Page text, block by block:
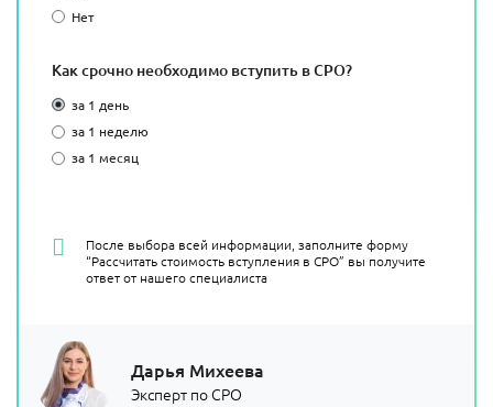
Нет
Как срочно необходимо вступить в СРО?
за 1 день
за 1 неделю
за 1 месяц
После выбора всей информации, заполните форму
“Рассчитать стоимость вступления в СРО” вы получите
ответ от нашего специалиста
Дарья Михеева
Эксперт по СРО